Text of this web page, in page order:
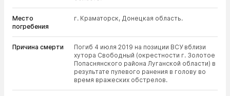
Место
погребения
г. Краматорск, Донецкая область.
Причина смерти
Погиб 4 июля 2019 на позиции ВСУ вблизи
хутора Свободный (окрестности г. Золотое
Попаснянского района Луганской области) в
результате пулевого ранения в голову во
время вражеских обстрелов.